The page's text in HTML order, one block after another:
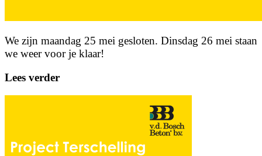
We zijn maandag 25 mei gesloten. Dinsdag 26 mei staan
we weer voor je klaar!
Lees verder